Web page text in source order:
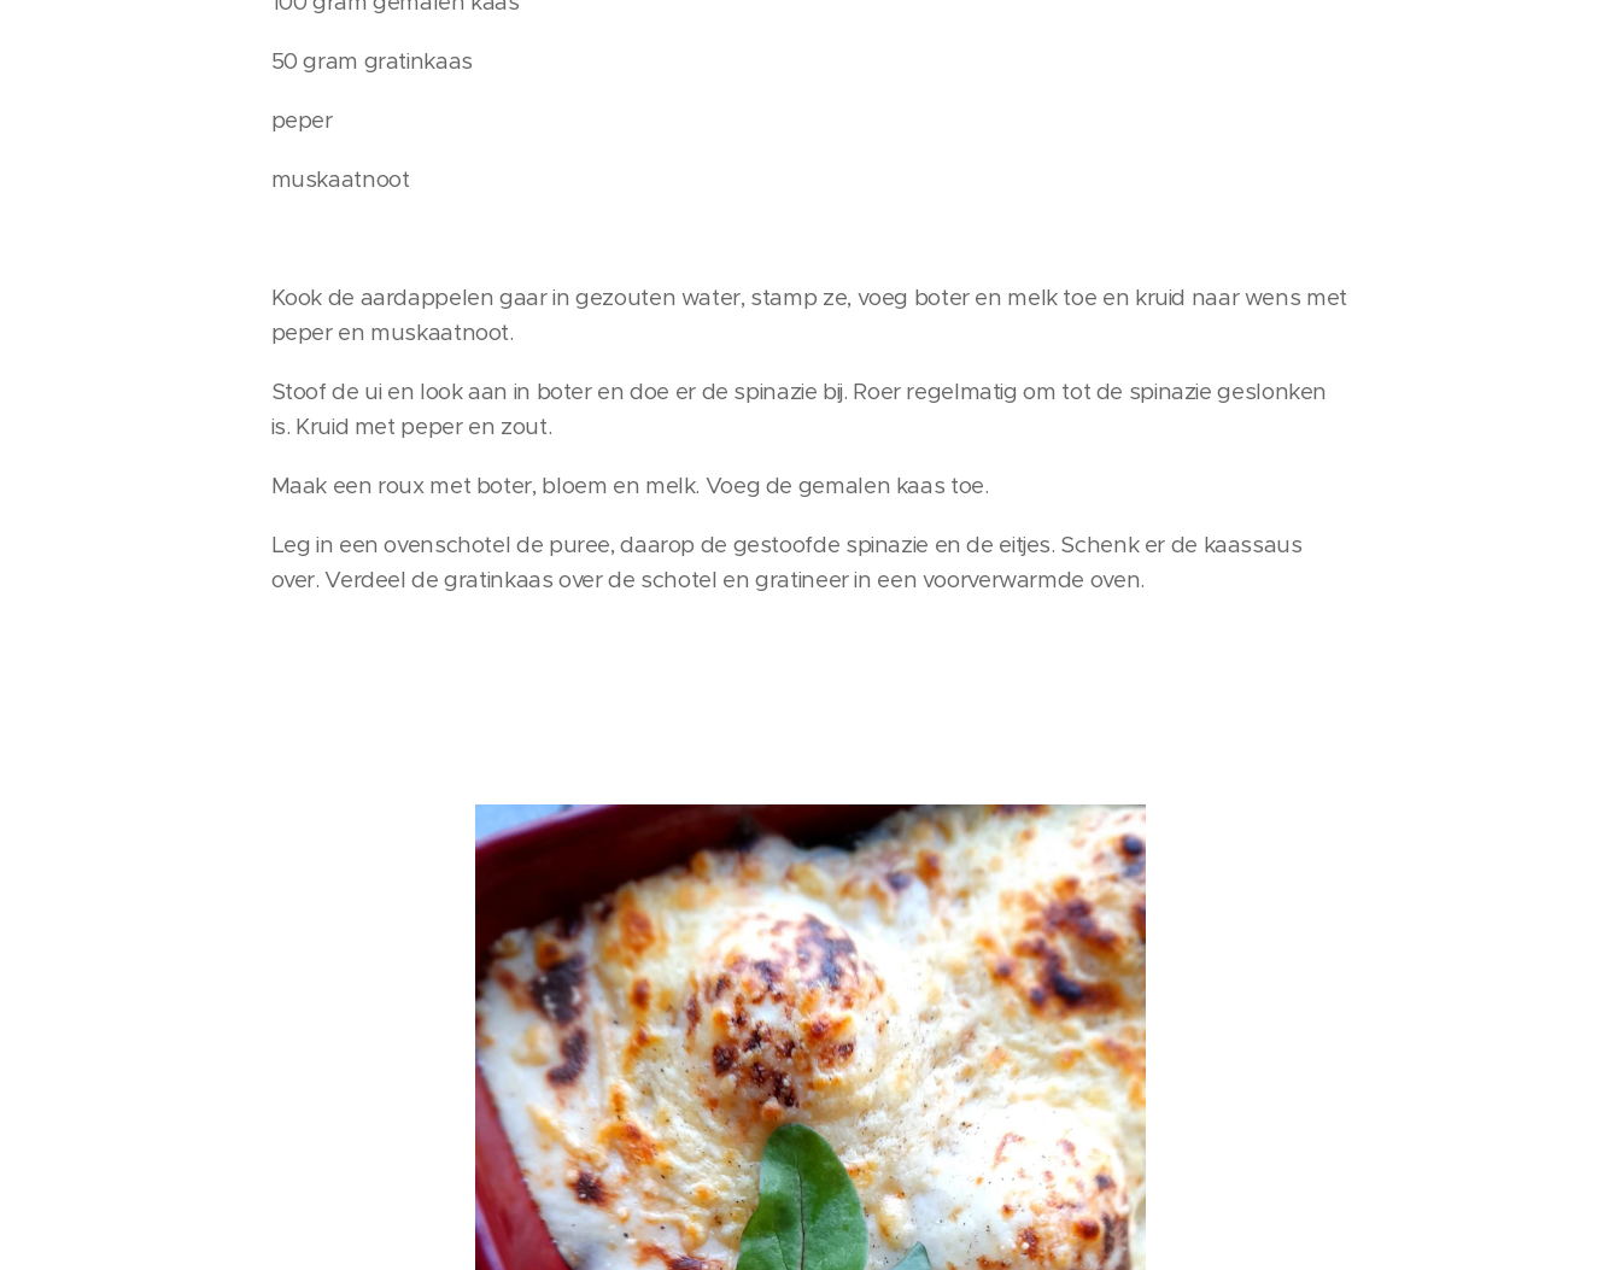
50 gram gratinkaas
peper
muskaatnoot
Kook de aardappelen gaar in gezouten water, stamp ze, voeg boter en melk toe en kruid naar wens met
peper en muskaatnoot.
Stoof de ui en look aan in boter en doe er de spinazie bij. Roer regelmatig om tot de spinazie geslonken
is. Kruid met peper en zout.
Maak een roux met boter, bloem en melk. Voeg de gemalen kaas toe.
Leg in een ovenschotel de puree, daarop de gestoofde spinazie en de eitjes. Schenk er de kaassaus
over. Verdeel de gratinkaas over de schotel en gratineer in een voorverwarmde oven.